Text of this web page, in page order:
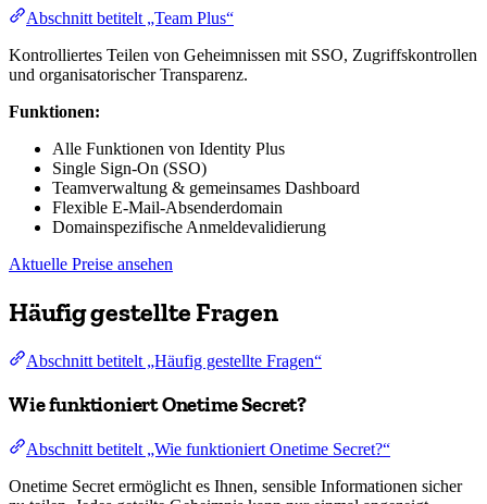
Abschnitt betitelt „Team Plus“
Kontrolliertes Teilen von Geheimnissen mit SSO, Zugriffskontrollen
und organisatorischer Transparenz.
Funktionen:
Alle Funktionen von Identity Plus
Single Sign-On (SSO)
Teamverwaltung & gemeinsames Dashboard
Flexible E-Mail-Absenderdomain
Domainspezifische Anmeldevalidierung
Aktuelle Preise ansehen
Häufig gestellte Fragen
Abschnitt betitelt „Häufig gestellte Fragen“
Wie funktioniert Onetime Secret?
Abschnitt betitelt „Wie funktioniert Onetime Secret?“
Onetime Secret ermöglicht es Ihnen, sensible Informationen sicher